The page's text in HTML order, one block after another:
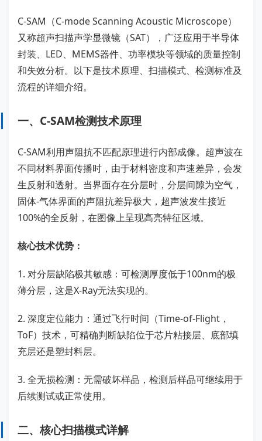
C-SAM（C-mode Scanning Acoustic Microscope）
又称超声扫描声学显微镜（SAT），广泛应用于半导体
封装、LED、MEMS器件、功率模块等领域的质量控制
和失效分析。以下是技术原理、扫描模式、检测标准及
流程的详细介绍。
一、C-SAM检测技术原理
C-SAM利用声阻抗不匹配原理进行内部成像。超声波在
不同材料界面传播时，由于材料密度和声速差异，会发
生反射和透射。当界面存在分层时，分层间隙为空气，
固体-气体界面的声阻抗差异极大，超声波发生接近
100%的全反射，在图像上呈现高亮特征区域。
核心技术优势：
1. 对分层缺陷极其敏感：可检测厚度低于100nm的极
薄分层，这是X-Ray无法实现的。
2. 深度定位能力：通过飞行时间（Time-of-Flight，
ToF）技术，可精确判断缺陷位于芯片粘接层、底部填
充层还是塑封料层。
3. 全无损检测：无需破坏样品，检测后样品可继续用于
后续测试或正常使用。
二、核心扫描模式详解